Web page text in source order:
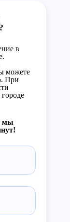
в
можете
При
мы